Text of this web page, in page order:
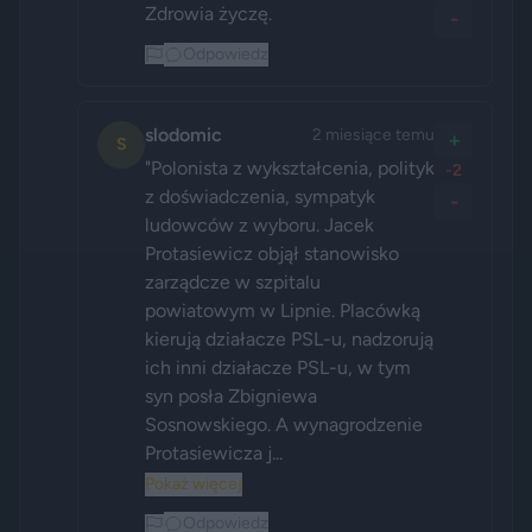
Zdrowia życzę.
-
S slodomic 2 miesiące temu
"Polonista z wykształcenia, polityk
z doświadczenia, sympatyk
ludowców z wyboru. Jacek
Protasiewicz objął stanowisko
zarządcze w szpitalu
powiatowym w Lipnie. Placówką
kierują działacze PSL-u, nadzorują
ich inni działacze PSL-u, w tym
syn posła Zbigniewa
Sosnowskiego. A wynagrodzenie
Protasiewicza j...
Pokaż więcej
+
-2
-